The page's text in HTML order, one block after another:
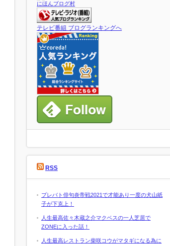
にほんブログ村
テレビ番組 ブログランキングへ
RSS
プレバト俳句炎帝戦2021で才能あり一度の犬山紙
子が下克上！
人生最高佐々木蔵之介マクベスの一人芝居で
ZONEに入った話！
人生最高レストラン柴咲コウがマタギになる為に